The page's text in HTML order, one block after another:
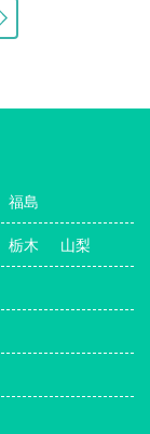
福島
栃木 山梨